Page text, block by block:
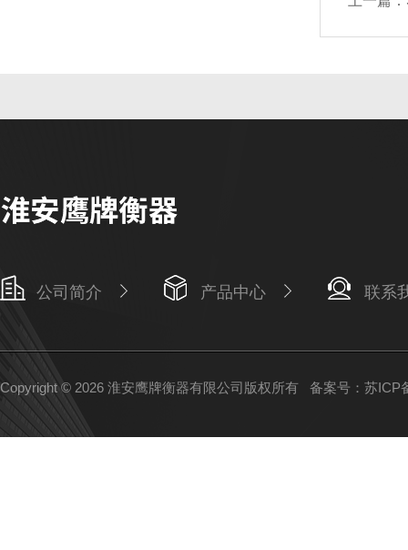
公司简介 产品中心 联系
Copyright © 2026 淮安鹰牌衡器有限公司版权所有 备案号：苏ICP